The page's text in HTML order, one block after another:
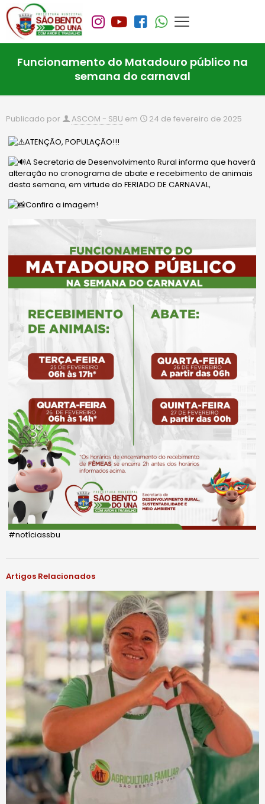
Funcionamento do Matadouro público na
semana do carnaval
Publicado por ASCOM - SBU em 24 de fevereiro de 2025
ATENÇÃO, POPULAÇÃO!!!
A Secretaria de Desenvolvimento Rural informa que haverá
alteração no cronograma de abate e recebimento de animais
desta semana, em virtude do FERIADO DE CARNAVAL,
Confira a imagem!
#notíciassbu
Artigos Relacionados